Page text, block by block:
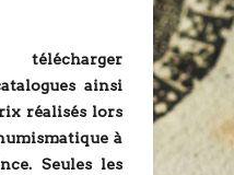
ainsi
réalisés lors
à
Seules les